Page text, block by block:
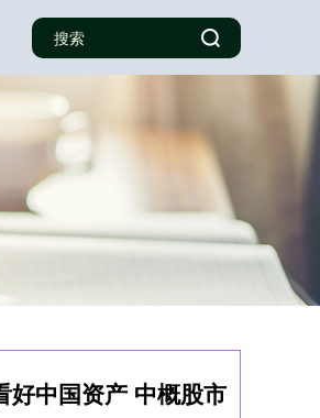
好中国资产 中概股市